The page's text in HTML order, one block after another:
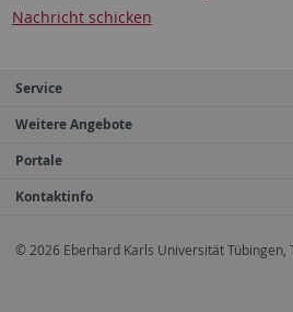
Nachricht schicken
Service
Weitere Angebote
Portale
Kontaktinfo
© 2026 Eberhard Karls Universität Tübingen,